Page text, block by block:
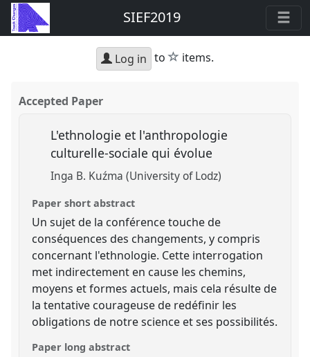
SIEF2019
Log in to star
items.
Accepted Paper
L'ethnologie et l'anthropologie
culturelle-sociale qui évolue
Inga B. Kuźma (University of Lodz)
Paper short abstract
Un sujet de la conférence touche de
conséquences des changements, y compris
concernant l'ethnologie. Cette interrogation
met indirectement en cause les chemins,
moyens et formes actuels, mais cela résulte de
la tentative courageuse de redéfinir les
obligations de notre science et ses possibilités.
Paper long abstract